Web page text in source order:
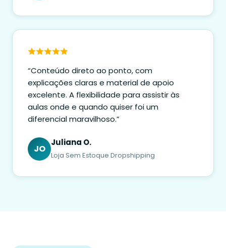
“Conteúdo direto ao ponto, com
explicações claras e material de apoio
excelente. A flexibilidade para assistir às
aulas onde e quando quiser foi um
diferencial maravilhoso.”
JO
Juliana O.
Loja Sem Estoque Dropshipping